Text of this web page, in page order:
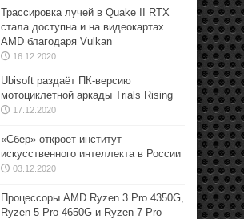
Трассировка лучей в Quake II RTX
стала доступна и на видеокартах
AMD благодаря Vulkan
16.12.2020
Ubisoft раздаёт ПК-версию
мотоциклетной аркады Trials Rising
17.12.2020
«Сбер» откроет институт
искусственного интеллекта в России
03.12.2020
Процессоры AMD Ryzen 3 Pro 4350G,
Ryzen 5 Pro 4650G и Ryzen 7 Pro